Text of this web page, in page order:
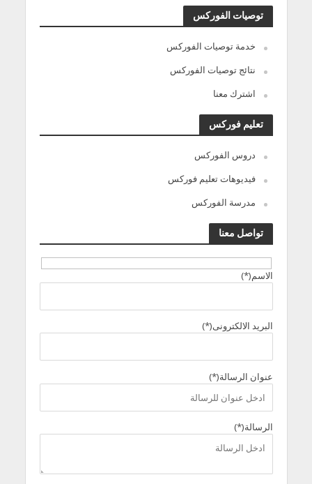
توصيات الفوركس
خدمة توصيات الفوركس
نتائج توصيات الفوركس
اشترك معنا
تعليم فوركس
دروس الفوركس
فيديوهات تعليم فوركس
مدرسة الفوركس
تواصل معنا
الاسم(*)
البريد الالكترونى(*)
عنوان الرسالة(*)
الرسالة(*)